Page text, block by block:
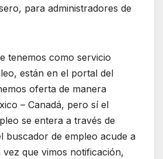
para administradores de
tenemos como servicio
están en el portal del
oferta de manera
– Canadá, pero sí el
se entera a través de
buscador de empleo acude a
que vimos notificación,